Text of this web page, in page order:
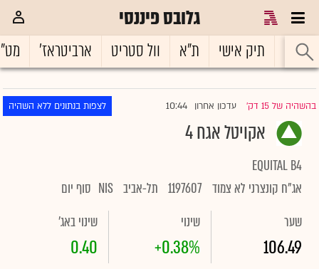
גלובס פיננסי
ראשי תיק אישי ת"א וול סטריט ארביטראז'
בהשהיה של 15 דק' |עדכון אחרון 10:44 לצפות בנתונים ללא השהיה
אקויטל אגח 4
EQUITAL B4
אג"ח קונצרני לא צמוד 1197607 תל-אביב NIS סוף יום
שער
106.49
שינוי
+0.38%
שינוי באג'
0.40